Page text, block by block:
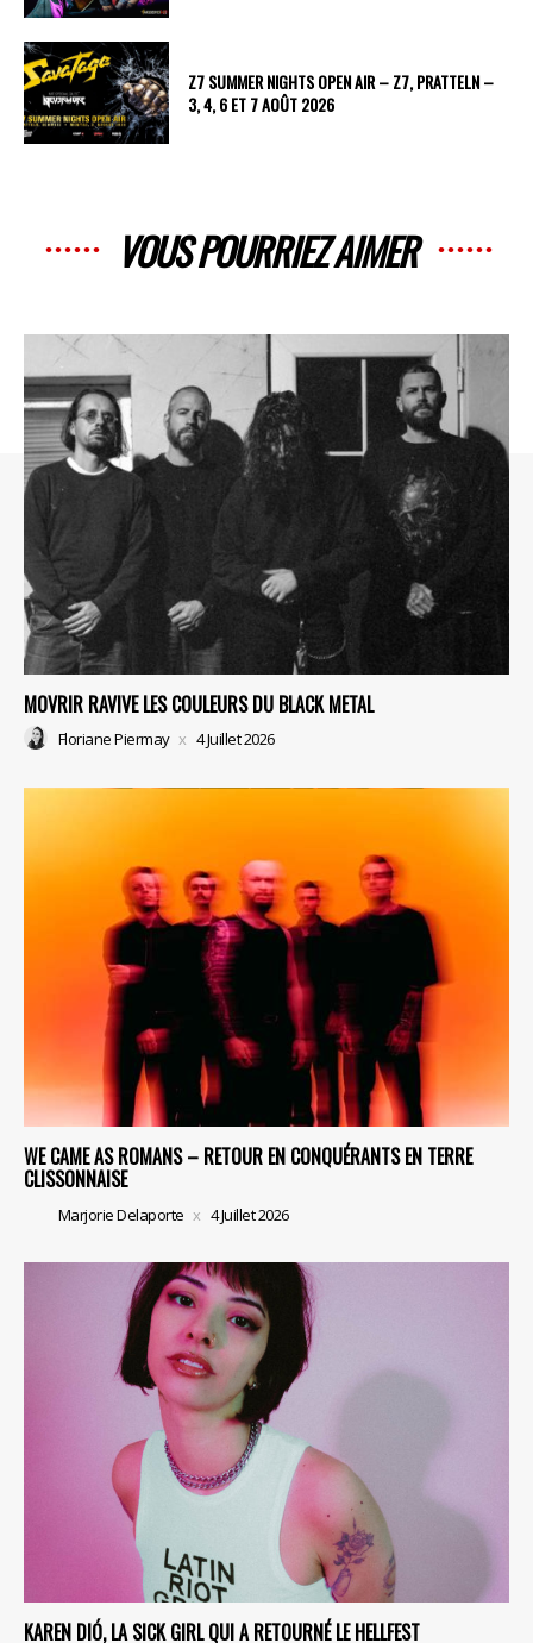
Z7 SUMMER NIGHTS OPEN AIR – Z7, PRATTELN –
3, 4, 6 ET 7 AOÛT 2026
VOUS POURRIEZ AIMER
MOVRIR RAVIVE LES COULEURS DU BLACK METAL
Floriane Piermay 4 Juillet 2026
WE CAME AS ROMANS – RETOUR EN CONQUÉRANTS EN TERRE
CLISSONNAISE
Marjorie Delaporte 4 Juillet 2026
KAREN DIÓ, LA SICK GIRL QUI A RETOURNÉ LE HELLFEST